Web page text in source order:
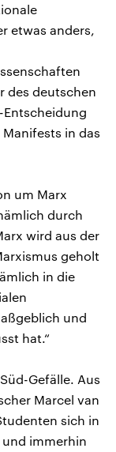
etwas anders,
des deutschen
Entscheidung
in das
um Marx
durch
wird aus der
geholt
in die
und
hat.“
Gefälle. Aus
Marcel van
sich in
immerhin